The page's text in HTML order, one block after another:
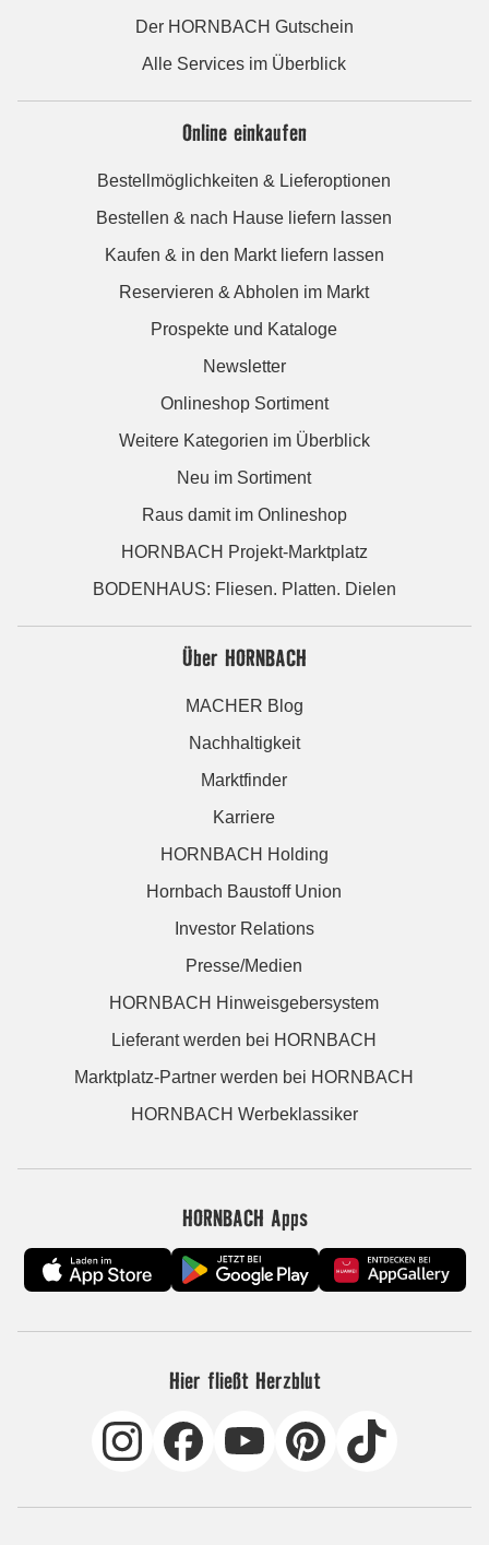
Der HORNBACH Gutschein
Alle Services im Überblick
Online einkaufen
Bestellmöglichkeiten & Lieferoptionen
Bestellen & nach Hause liefern lassen
Kaufen & in den Markt liefern lassen
Reservieren & Abholen im Markt
Prospekte und Kataloge
Newsletter
Onlineshop Sortiment
Weitere Kategorien im Überblick
Neu im Sortiment
Raus damit im Onlineshop
HORNBACH Projekt-Marktplatz
BODENHAUS: Fliesen. Platten. Dielen
Über HORNBACH
MACHER Blog
Nachhaltigkeit
Marktfinder
Karriere
HORNBACH Holding
Hornbach Baustoff Union
Investor Relations
Presse/Medien
HORNBACH Hinweisgebersystem
Lieferant werden bei HORNBACH
Marktplatz-Partner werden bei HORNBACH
HORNBACH Werbeklassiker
HORNBACH Apps
Hier fließt Herzblut